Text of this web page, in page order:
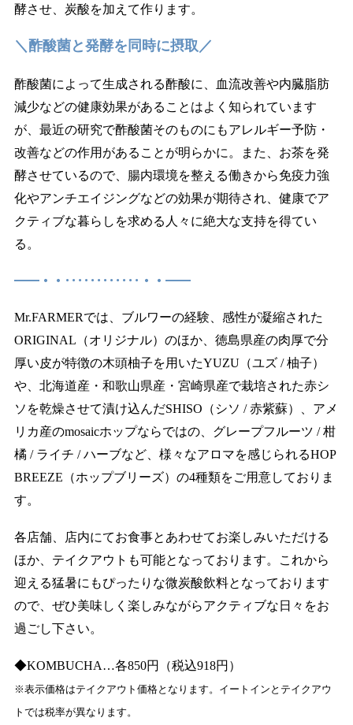
酵させ、炭酸を加えて作ります。
＼酢酸菌と発酵を同時に摂取／
酢酸菌によって生成される酢酸に、血流改善や内臓脂肪
減少などの健康効果があることはよく知られています
が、最近の研究で酢酸菌そのものにもアレルギー予防・
改善などの作用があることが明らかに。また、お茶を発
酵させているので、腸内環境を整える働きから免疫力強
化やアンチエイジングなどの効果が期待され、健康でア
クティブな暮らしを求める人々に絶大な支持を得てい
る。
━━・・････････････・・━━
Mr.FARMERでは、ブルワーの経験、感性が凝縮された
ORIGINAL（オリジナル）のほか、徳島県産の肉厚で分
厚い皮が特徴の木頭柚子を用いたYUZU（ユズ / 柚子）
や、北海道産・和歌山県産・宮崎県産で栽培された赤シ
ソを乾燥させて漬け込んだSHISO（シソ / 赤紫蘇）、アメ
リカ産のmosaicホップならではの、グレープフルーツ / 柑
橘 / ライチ / ハーブなど、様々なアロマを感じられるHOP
BREEZE（ホップブリーズ）の4種類をご用意しておりま
す。
各店舗、店内にてお食事とあわせてお楽しみいただける
ほか、テイクアウトも可能となっております。これから
迎える猛暑にもぴったりな微炭酸飲料となっております
ので、ぜひ美味しく楽しみながらアクティブな日々をお
過ごし下さい。
◆KOMBUCHA…各850円（税込918円）
※表示価格はテイクアウト価格となります。イートインとテイクアウ
トでは税率が異なります。